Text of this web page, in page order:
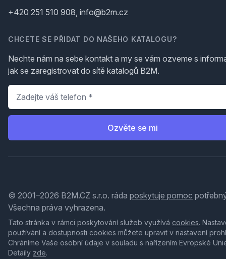
+420 251 510 908, info@b2m.cz
CHCETE SE PŘIDAT DO NAŠEHO KATALOGU?
Nechte nám na sebe kontakt a my se vám ozveme s
jak se zaregistrovat do sítě katalogů B2M.
Telefon
Ozvěte se mi
© 2001–2026 B2M.CZ s.r.o. ráda poskytuje pomoc
Všechna práva vyhrazena.
Tato stránka v rámci poskytování služeb využívá cookies.
používání a dostupnosti cookies můžete upravit v nastavení
Chráníme Vaše osobní údaje v souladu s nařízením Evropské
Detaily zde.